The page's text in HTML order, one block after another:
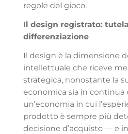
regole del gioco.
Il design registrato:
differenziazione
Il design è la dimensione
intellettuale che riceve
strategica, nonostante la
economica sia in continua
un’economia in cui
prodotto è sempre più
decisione d’acquisto — e